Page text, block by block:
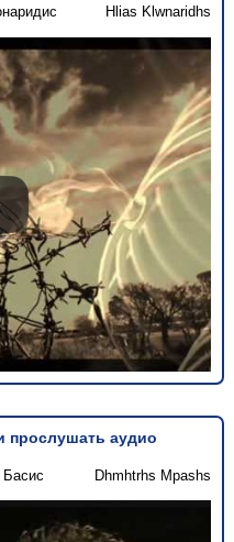
Hlias Klwnaridhs
прослушать аудио
Dhmhtrhs Mpashs